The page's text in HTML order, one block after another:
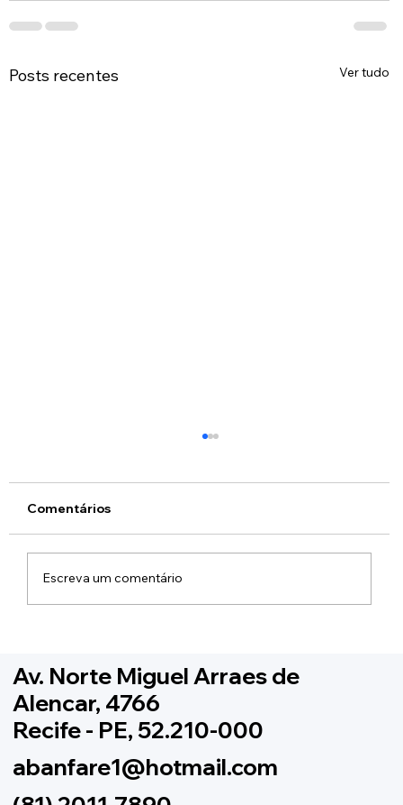
Posts recentes Ver tudo
em projeto Lideranças Olhando Para o
Futuro
Comentários
Escreva um comentário
Av. Norte Miguel Arraes de
Alencar, 4766
Recife - PE, 52.210-000
abanfare1@hotmail.com